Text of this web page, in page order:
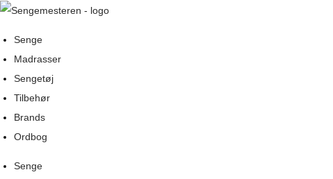
Senge
Madrasser
Sengetøj
Tilbehør
Brands
Ordbog
Senge